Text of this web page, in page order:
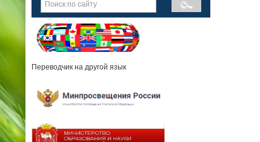
Переводчик на другой язык